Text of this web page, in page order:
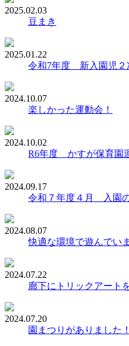
2025.02.03
豆まき
2025.01.22
令和7年度 新入園児２
2024.10.07
楽しかった運動会！
2024.10.02
R6年度 かすが保育園
2024.09.17
令和７年度４月 入園
2024.08.07
快適な環境で遊んでい
2024.07.22
廊下にトリックアート
2024.07.20
園まつりがありました！